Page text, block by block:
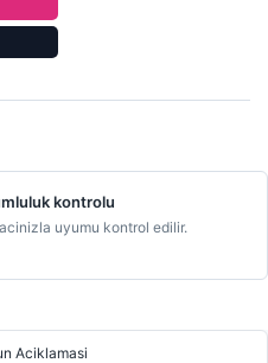
kontrolu
uyumu kontrol edilir.
Aciklamasi